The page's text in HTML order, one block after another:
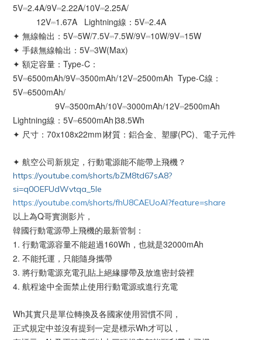
5V⎓2.4A/9V⎓2.22A/10V⎓2.25A/
12V⎓1.67A Lightning線：5V⎓2.4A
✦ 無線輸出：5V⎓5W/7.5V⎓7.5W/9V⎓10W/9V⎓15W
✦ 手錶無線輸出：5V⎓3W(Max)
✦ 額定容量：Type-C：
5V⎓6500mAh/9V⎓3500mAh/12V⎓2500mAh Type-C線：
5V⎓6500mAh/
9V⎓3500mAh/10V⎓3000mAh/12V⎓2500mAh
Lightning線：5V⎓6500mAh∣38.5Wh
✦ 尺寸：70x108x22mm∣材質：鋁合金、塑膠(PC)、電子元件
✦ 航空公司新規定，行動電源能不能帶上飛機？
https://youtube.com/shorts/bZM8td67sA8?
si=q0OEFUdWvtqa_5Ie
https://youtube.com/shorts/fhU8CAEUoAI?feature=share
以上為Q哥實測影片，
韓國行動電源帶上飛機的最新管制：
1. 行動電源容量不能超過160Wh，也就是32000mAh
2. 不能托運，只能隨身攜帶
3. 將行動電源充電孔貼上絕緣膠帶及放進密封袋裡
4. 航程途中全面禁止使用行動電源或進行充電
Wh其實只是單位轉換及各國家使用習慣不同，
正式規定中並沒有提到一定是標示Wh才可以，